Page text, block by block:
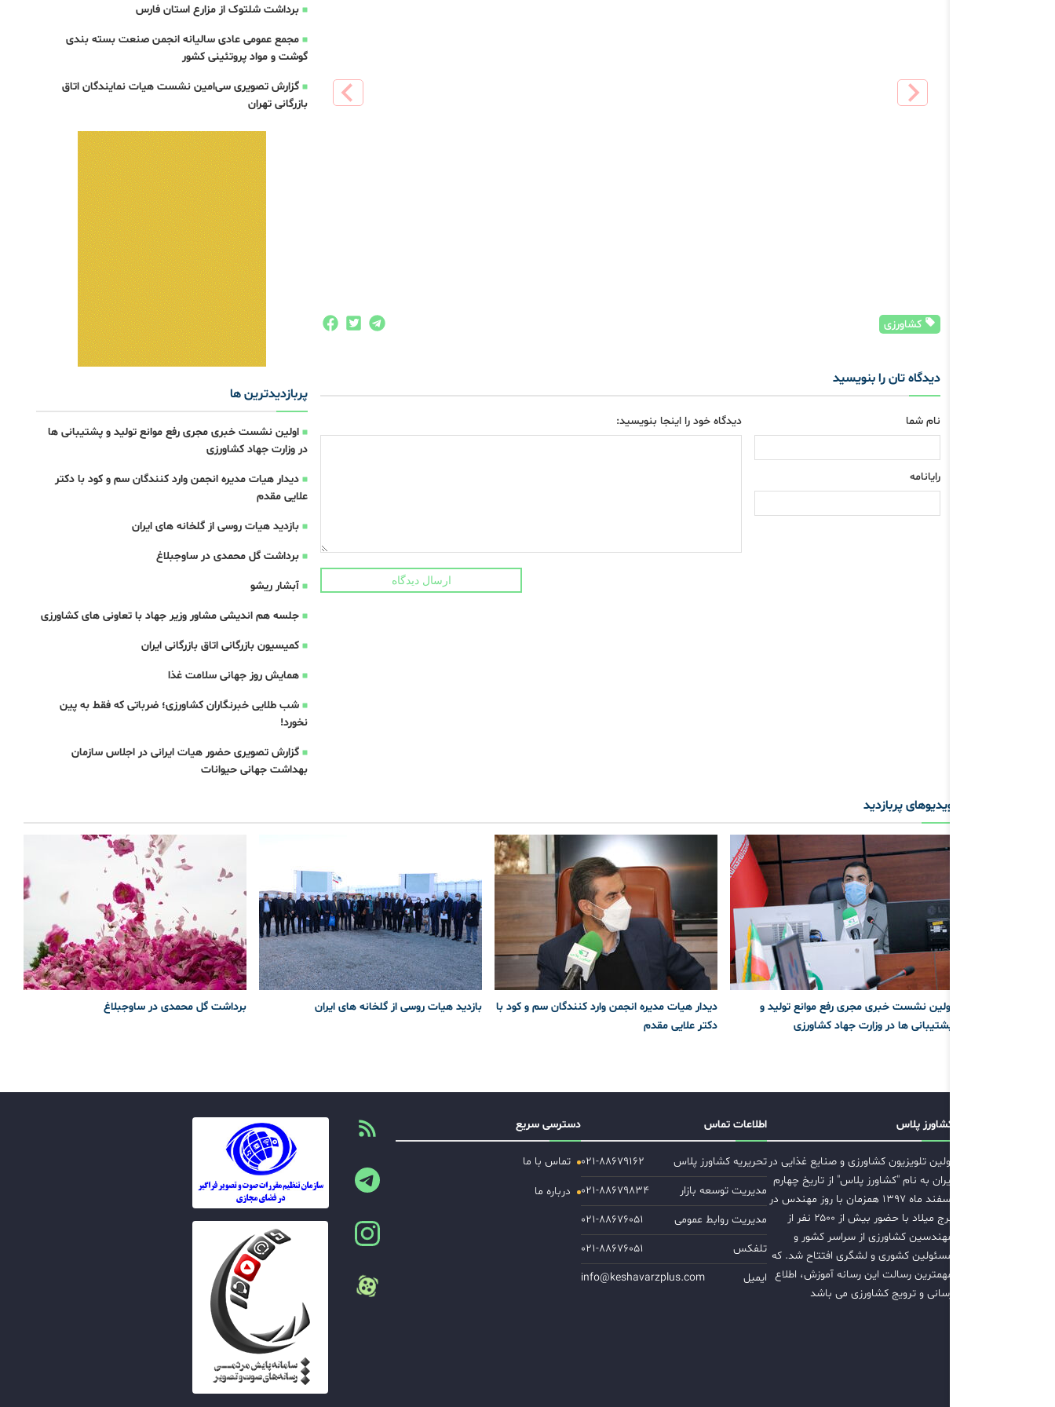
کشاورزی
دیدگاه تان را بنویسید
نام شما
رایانامه
دیدگاه خود را اینجا بنویسید:
ارسال دیدگاه
برداشت شلتوک از مزارع استان فارس
مجمع عمومی عادی سالیانه انجمن صنعت بسته بندی
گوشت و مواد پروتئینی کشور
گزارش تصویری سی‌امین نشست هیات نمایندگان اتاق
بازرگانی تهران
پربازدیدترین ها
اولین نشست خبری مجری رفع موانع تولید و پشتیبانی ها
در وزارت جهاد کشاورزی
دیدار هیات مدیره انجمن وارد کنندگان سم و کود با دکتر
علایی مقدم
بازدید هیات روسی از گلخانه های ایران
برداشت گل محمدی در ساوجبلاغ
آبشار ریشو
جلسه هم اندیشی مشاور وزیر جهاد با تعاونی های کشاورزی
کمیسیون بازرگانی اتاق بازرگانی ایران
همایش روز جهانی سلامت غذا
شب طلایی خبرنگاران کشاورزی؛ ضرباتی که فقط به پین
نخورد!
گزارش تصویری حضور هیات ایرانی در اجلاس سازمان
بهداشت جهانی حیوانات
ویدیوهای پربازدید
اولین نشست خبری مجری رفع موانع تولید و
پشتیبانی ها در وزارت جهاد کشاورزی
دیدار هیات مدیره انجمن وارد کنندگان سم و کود با
دکتر علایی مقدم
بازدید هیات روسی از گلخانه های ایران برداشت گل محمدی در ساوجبلاغ
کشاورز پلاس
اولین تلویزیون کشاورزی و صنایع غذایی در
ایران به نام "کشاورز پلاس" از تاریخ چهارم
اسفند ماه ۱۳۹۷ همزمان با روز مهندس در
برج میلاد با حضور بیش از ۲۵۰۰ نفر از
مهندسین کشاورزی از سراسر کشور و
مسئولین کشوری و لشگری افتتاح شد. که
مهمترین رسالت این رسانه آموزش، اطلاع
رسانی و ترویج کشاورزی می باشد
اطلاعات تماس
تحریریه کشاورز پلاس
۰۲۱-۸۸۶۷۹۱۶۲
مدیریت توسعه بازار
۰۲۱-۸۸۶۷۹۸۳۴
مدیریت روابط عمومی
۰۲۱-۸۸۶۷۶۰۵۱
تلفکس
۰۲۱-۸۸۶۷۶۰۵۱
ایمیل
info@keshavarzplus.com
دسترسی سریع
تماس با ما
درباره ما